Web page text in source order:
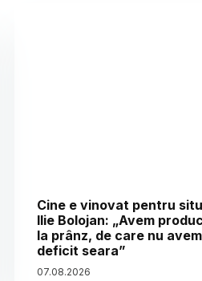
Cine e vinovat pentru
Ilie Bolojan: „Avem
la prânz, de care nu
deficit seara”
07.08.2026